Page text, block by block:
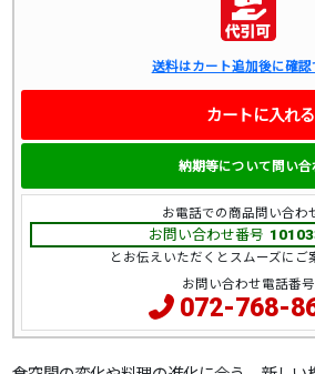
送料はカート追加後に確認
カートに入れる
納期等について問い合
お電話での商品問い合わ
お問い合わせ番号
とお伝えいただくとスムーズにご
お問い合わせ電話番号
072-768-